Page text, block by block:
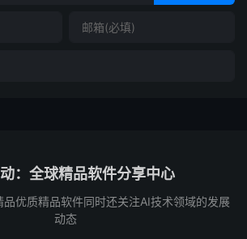
：全球精品软件分享中心
优质精品软件同时还关注AI技术领域的发展
动态